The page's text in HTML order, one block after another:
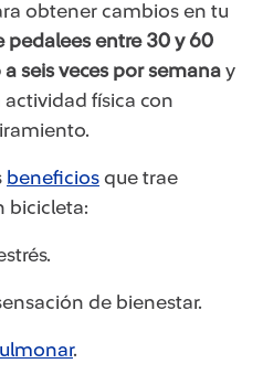
obtener cambios en tu
pedalees entre 30 y 60
seis veces por semana y
física con
beneficios que trae
bicicleta:
de bienestar.
.